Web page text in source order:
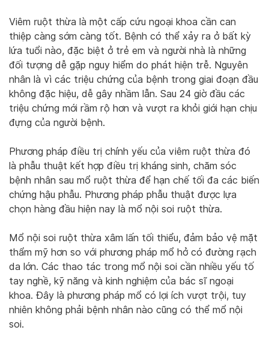
Viêm ruột thừa là một cấp cứu ngoại khoa cần can
thiệp càng sớm càng tốt. Bệnh có thể xảy ra ở bất kỳ
lứa tuổi nào, đặc biệt ở trẻ em và người nhà là những
đối tượng dễ gặp nguy hiểm do phát hiện trễ. Nguyên
nhân là vì các triệu chứng của bệnh trong giai đoạn đầu
không đặc hiệu, dễ gây nhầm lẫn. Sau 24 giờ đầu các
triệu chứng mới rầm rộ hơn và vượt ra khỏi giới hạn chịu
đựng của người bệnh.
Phương pháp điều trị chính yếu của viêm ruột thừa đó
là phẫu thuật kết hợp điều trị kháng sinh, chăm sóc
bệnh nhân sau mổ ruột thừa để hạn chế tối đa các biến
chứng hậu phẫu. Phương pháp phẫu thuật được lựa
chọn hàng đầu hiện nay là mổ nội soi ruột thừa.
Mổ nội soi ruột thừa xâm lấn tối thiểu, đảm bảo vệ mặt
thẩm mỹ hơn so với phương pháp mổ hở có đường rạch
da lớn. Các thao tác trong mổ nội soi cần nhiều yếu tố
tay nghề, kỹ năng và kinh nghiệm của bác sĩ ngoại
khoa. Đây là phương pháp mổ có lợi ích vượt trội, tuy
nhiên không phải bệnh nhân nào cũng có thể mổ nội
soi.